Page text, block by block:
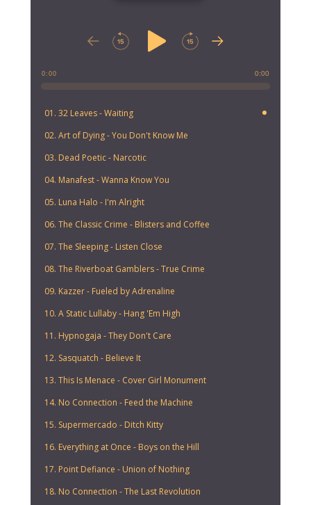
0:00 0:00
01. 32 Leaves - Waiting
02. Art of Dying - You Don't Know Me
03. Dead Poetic - Narcotic
04. Manafest - Wanna Know You
05. Luna Halo - I'm Alright
06. The Classic Crime - Blisters and Coffee
07. The Sleeping - Listen Close
08. The Riverboat Gamblers - True Crime
09. Kazzer - Fueled by Adrenaline
10. A Static Lullaby - Hang 'Em High
11. Hypnogaja - They Don't Care
12. Sasquatch - Believe It
13. This Is Menace - Cover Girl Monument
14. No Connection - Feed the Machine
15. Supermercado - Ditch Kitty
16. Everything at Once - Boys on the Hill
17. Point Defiance - Union of Nothing
18. No Connection - The Last Revolution